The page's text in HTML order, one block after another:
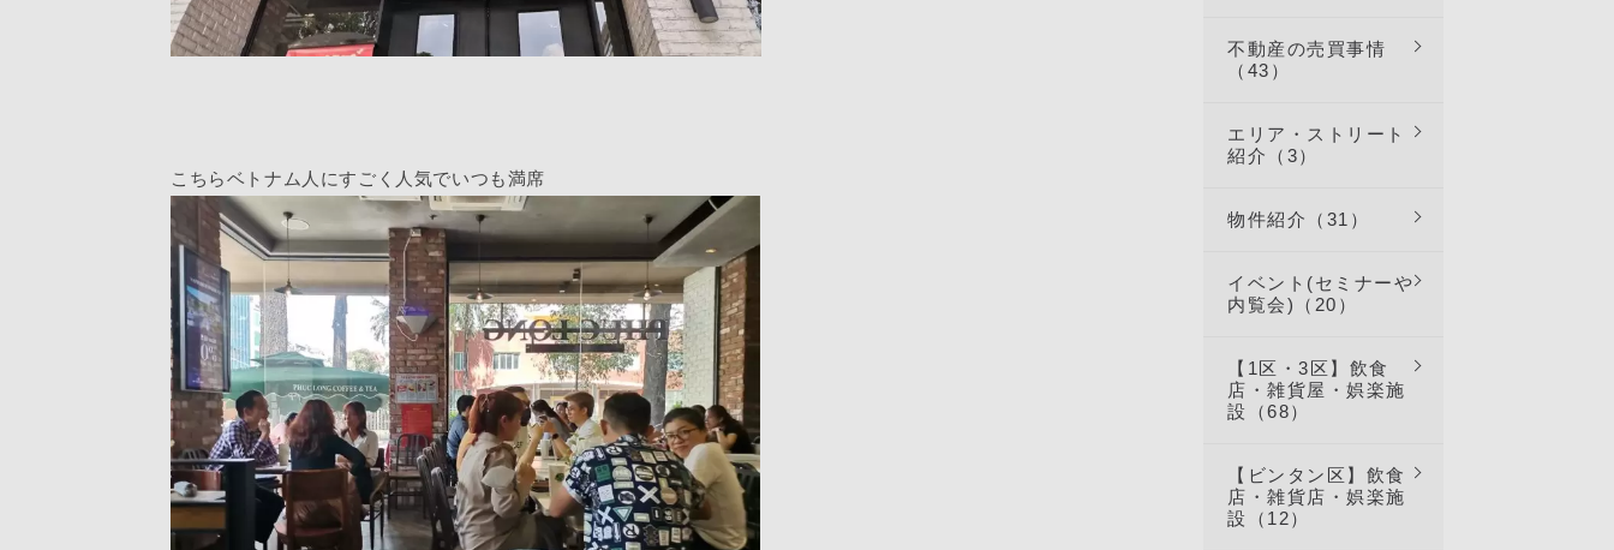
こちらベトナム人にすごく人気でいつも満席
不動産の売買事情
（43）
エリア・ストリート
紹介（3）
物件紹介（31）
イベント(セミナーや
内覧会)（20）
【1区・3区】飲食
店・雑貨屋・娯楽施
設（68）
【ビンタン区】飲食
店・雑貨店・娯楽施
設（12）